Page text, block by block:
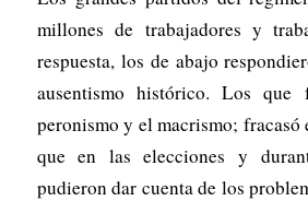
millones de trabajadores y
respuesta, los de abajo
ausentismo histórico. Los que
peronismo y el macrismo;
que en las elecciones y
pudieron dar cuenta de los